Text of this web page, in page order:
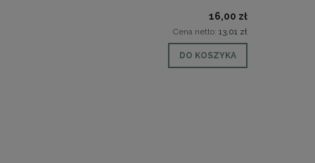
16,00 zł
Cena netto: 13,01 zł
DO KOSZYKA